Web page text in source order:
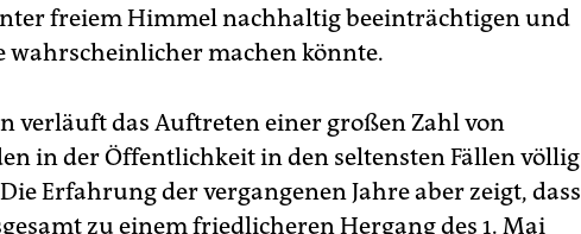
freiem Himmel nachhaltig beeinträchtigen und
wahrscheinlicher machen könnte.
verläuft das Auftreten einer großen Zahl von
in der Öffentlichkeit in den seltensten Fällen völlig
Erfahrung der vergangenen Jahre aber zeigt, dass
zu einem friedlicheren Hergang des 1. Mai